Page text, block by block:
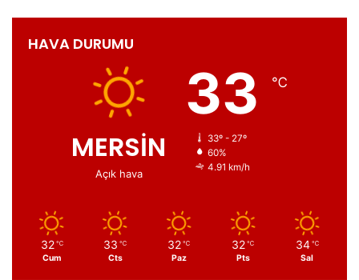
HAVA DURUMU
MERSİN
Açık hava
33 ℃
33º - 27º
60%
4.91 km/h
32 ℃
Cum
33 ℃
Cts
32 ℃
Paz
32 ℃
Pts
34 ℃
Sal